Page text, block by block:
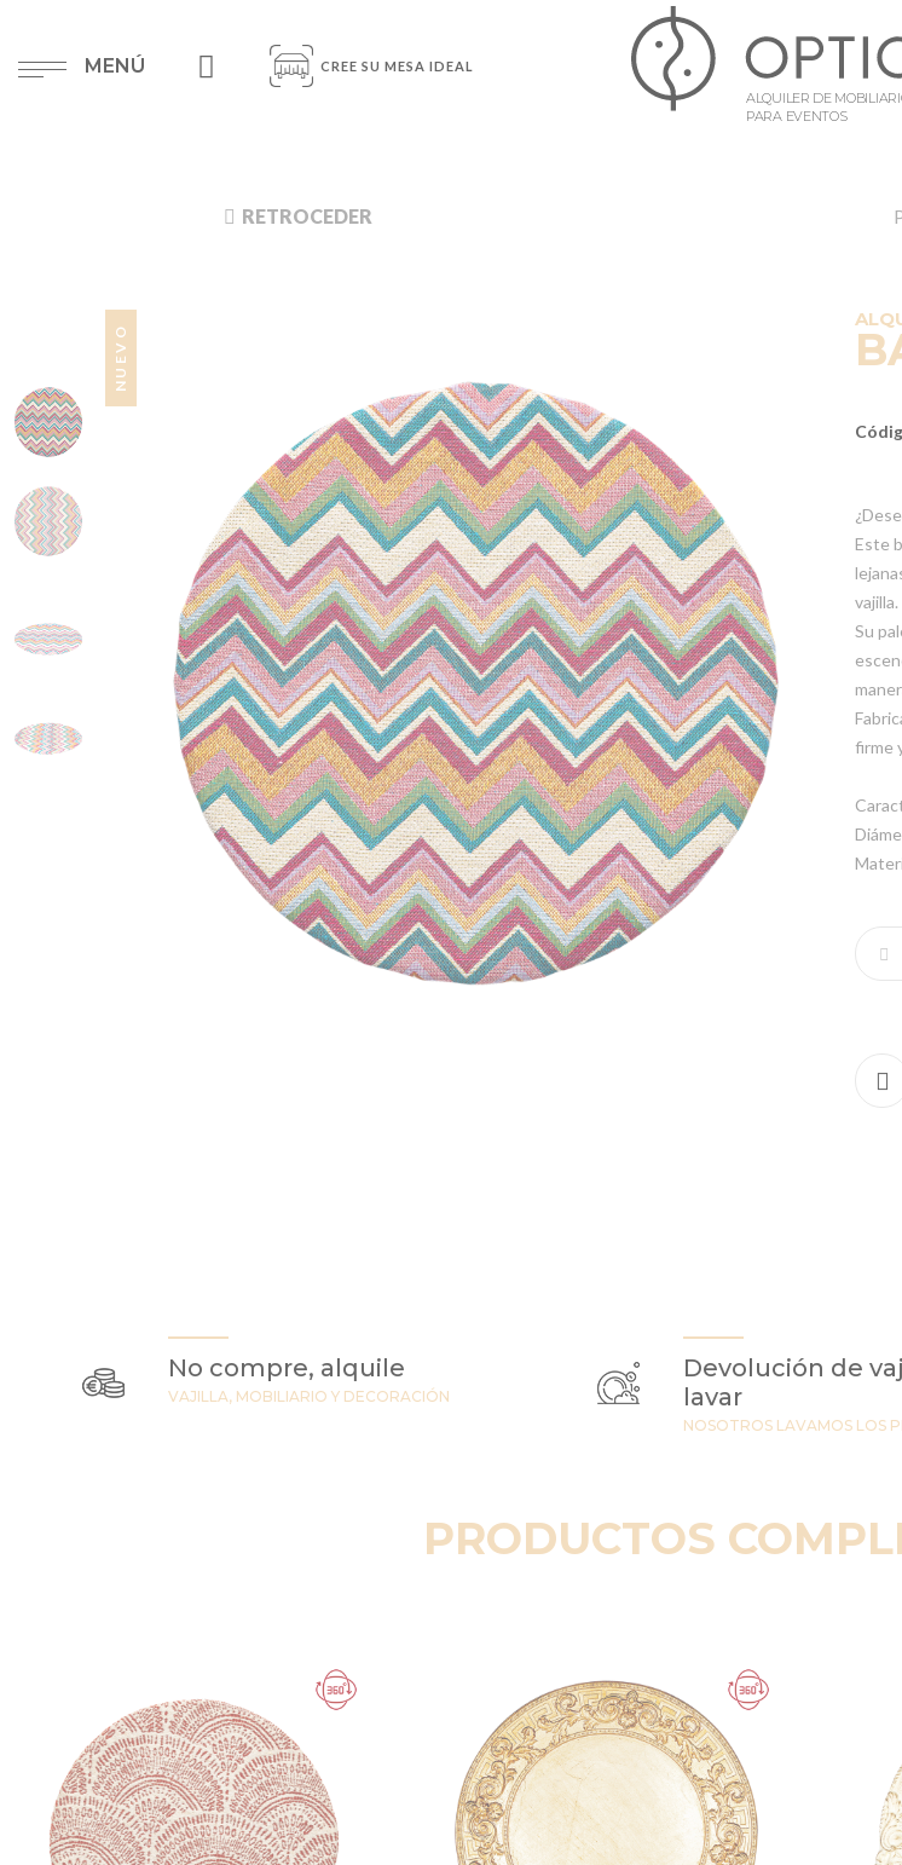
MENÚ CREE SU MESA IDEAL
ALQUILER DE
PARA EVENTOS
RETROCEDER
Este
vajilla.
Su
firme
NUEVO
No compre, alquile
VAJILLA, MOBILIARIO Y DECORACIÓN
Devolución de
lavar
NOSOTROS LAVAMOS LOS
PRODUCTOS